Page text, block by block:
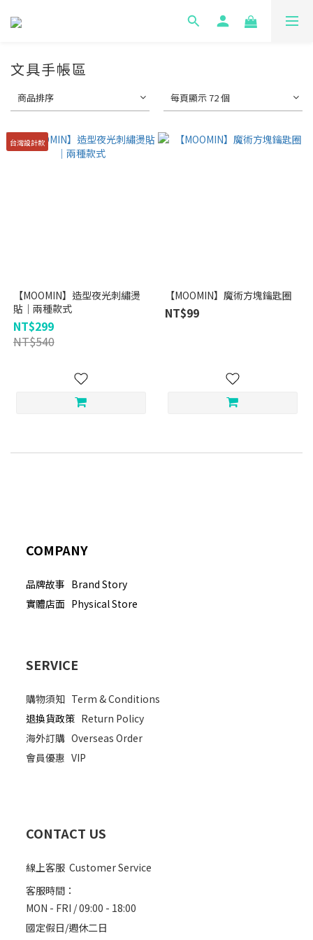
文具手帳區
商品排序 每頁顯示 72 個
台灣設計款
【MOOMIN】造型夜光刺繡燙
貼｜兩種款式
NT$299
NT$540
【MOOMIN】魔術方塊鑰匙圈
NT$99
COMPANY
品牌故事 Brand Story
實體店面 Physical Store
SERVICE
購物須知 Term & Conditions
退換貨政策 Return Policy
海外訂購 Overseas Order
會員優惠 VIP
CONTACT US
線上客服 Customer Service
客服時間：
MON - FRI / 09:00 - 18:00
國定假日/週休二日